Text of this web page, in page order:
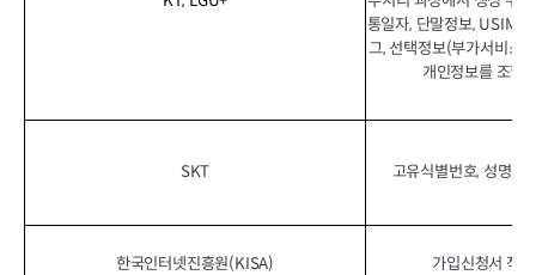
통일자, 단말정보, USIM
그, 선택정보(부가서비스
개인정보를 조합
SKT 고유식별번호, 성명,
한국인터넷진흥원(KISA) 가입신청서 작